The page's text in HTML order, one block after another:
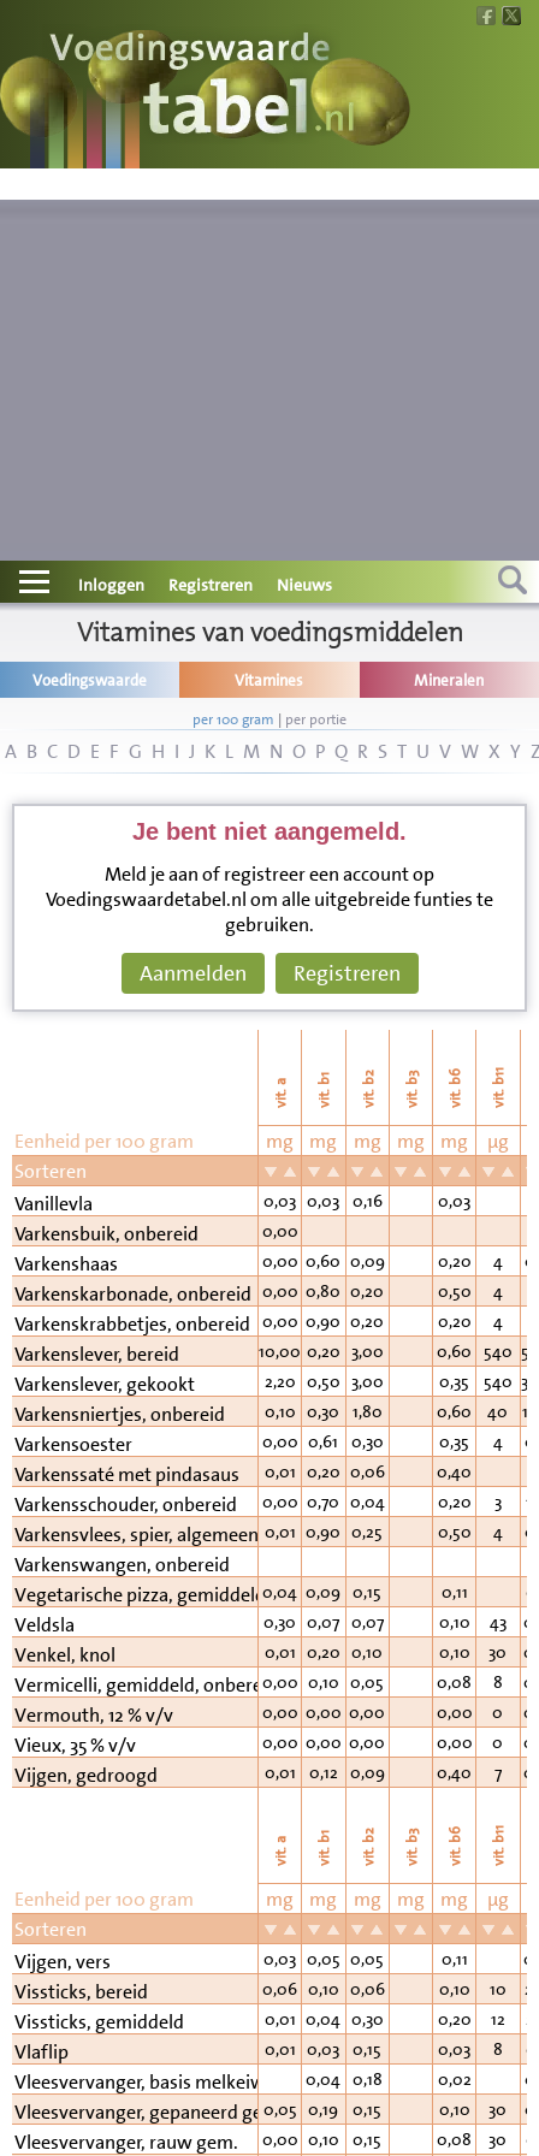
Voedingswaarde
Wat is wat?
Contact
Informatie
Disclaimer
Inloggen Registreren Nieuws
Vitamines van voedingsmiddelen
Voedingswaarde Vitamines Mineralen
per 100 gram | per portie
A B C D E F G H I J K L M N O P Q R S T U V W X Y
Je bent niet aangemeld.
Meld je aan of registreer een account op
Voedingswaardetabel.nl om alle uitgebreide funties te
gebruiken.
Aanmelden Registreren
vit. a vit. b1 vit. b2 vit. b3 vit. b6 vit. b11
Eenheid per 100 gram mg mg mg mg mg µg
Sorteren
Vanillevla
0,03 0,03 0,16 0,03
Varkensbuik, onbereid 0,00
Varkenshaas 0,00 0,60 0,09 0,20 4
Varkenskarbonade, onbereid 0,00 0,80 0,20 0,50 4
Varkenskrabbetjes, onbereid 0,00 0,90 0,20 0,20 4
Varkenslever, bereid 10,00 0,20 3,00 0,60 540
Varkenslever, gekookt 2,20 0,50 3,00 0,35 540
Varkensniertjes, onbereid 0,10 0,30 1,80 0,60 40
Varkensoester 0,00 0,61 0,30 0,35 4
Varkenssaté met pindasaus 0,01 0,20 0,06 0,40
Varkensschouder, onbereid 0,00 0,70 0,04 0,20 3
Varkensvlees, spier, algemeen 0,01 0,90 0,25 0,50 4
Varkenswangen, onbereid
Vegetarische pizza, gemiddeld0,04 0,09 0,15 0,11
Veldsla 0,30 0,07 0,07 0,10 43
Venkel, knol 0,01 0,20 0,10 0,10 30
Vermicelli, gemiddeld, onbereid0,00 0,10 0,05 0,08 8
Vermouth, 12 % v/v 0,00 0,00 0,00 0,00 0
Vieux, 35 % v/v 0,00 0,00 0,00 0,00 0
Vijgen, gedroogd 0,01 0,12 0,09 0,40 7
vit. a vit. b1 vit. b2 vit. b3 vit. b6 vit. b11
Eenheid per 100 gram mg mg mg mg mg µg
Sorteren
Vijgen, vers
0,03 0,05 0,05 0,11
Vissticks, bereid 0,06 0,10 0,06 0,10 10
Vissticks, gemiddeld 0,01 0,04 0,30 0,20 12
Vlaflip 0,01 0,03 0,15 0,03 8
Vleesvervanger, basis melkeiwit 0,04 0,18 0,02
Vleesvervanger, gepaneerd gem.
0,05 0,19 0,15 0,10 30
Vleesvervanger, rauw gem. 0,00 0,10 0,15 0,08 30